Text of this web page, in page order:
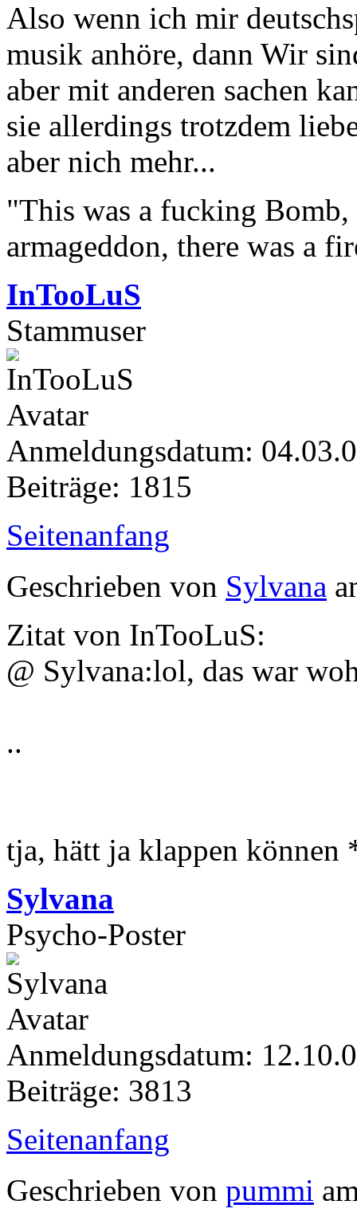
Also wenn ich mir
musik anhöre, dann Wir
aber mit anderen sachen
sie allerdings trotzdem
aber nich mehr...
"This was a fucking Bomb,
armageddon, there was a
InTooLuS
Stammuser
Anmeldungsdatum:
Beiträge: 1815
Seitenanfang
Geschrieben von Sylvana
Zitat von InTooLuS:
@ Sylvana:lol, das war
..
tja, hätt ja klappen können
Sylvana
Psycho-Poster
Anmeldungsdatum:
Beiträge: 3813
Seitenanfang
Geschrieben von pummi